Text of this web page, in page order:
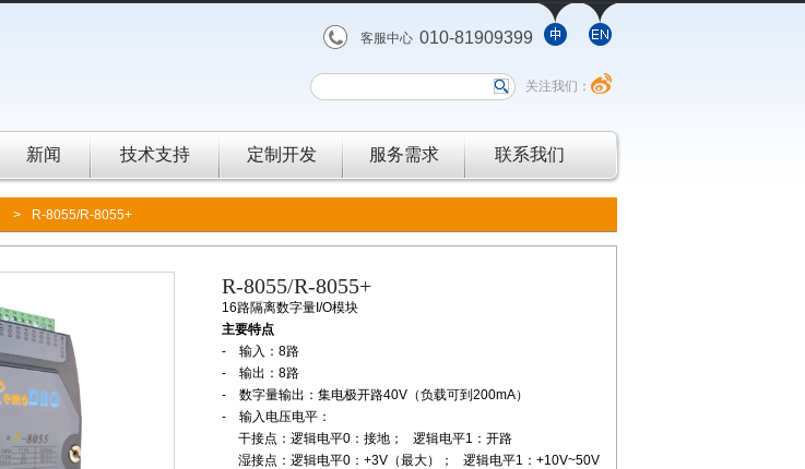
客服中心 010-81909399
关注我们：
新闻 技术支持 定制开发 服务需求 联系我们
> R-8055/R-8055+
R-8055/R-8055+
16路隔离数字量I/O模块
主要特点
- 输入：8路
- 输出：8路
- 数字量输出：集电极开路40V（负载可到200mA）
- 输入电压电平：
干接点：逻辑电平0：接地； 逻辑电平1：开路
湿接点：逻辑电平0：+3V（最大）； 逻辑电平1：+10V~50V